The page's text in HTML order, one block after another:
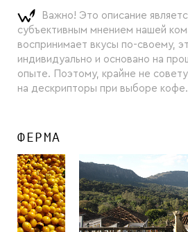
Важно! Это описание
субъективным мнением нашей
воспринимает вкусы по-своему,
индивидуально и основано на
опыте. Поэтому, крайне не
на дескрипторы при выборе кофе.
ФЕРМА